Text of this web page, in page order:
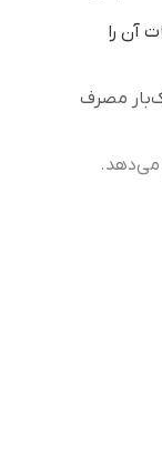
آن را
مصرف
می‌دهد.